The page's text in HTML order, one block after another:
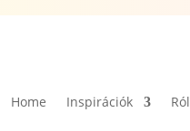
Home Inspirációk